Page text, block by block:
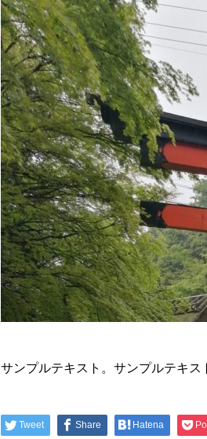
サンプルテキスト。サンプルテキス
Tweet Share Hatena